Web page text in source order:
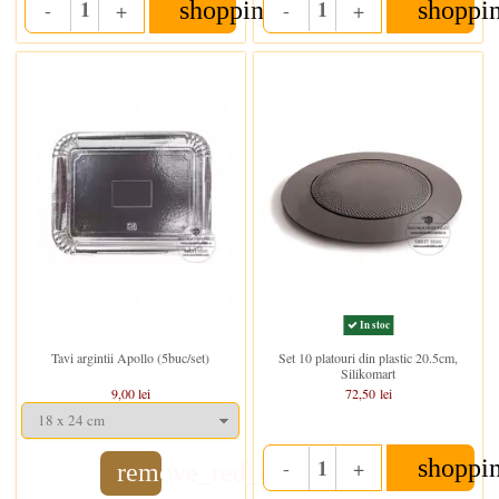
- Quantity
+ shopping_cart
- Quantity
+
Tavi argintii Apollo (5buc/set)
9,00 lei
remove_red_eye
In stoc
Set 10 platouri din plastic 20.5cm,
Silikomart
72,50 lei
- Quantity
+